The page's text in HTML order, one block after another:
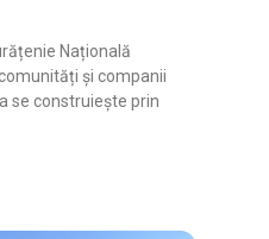
Națională
și companii
se construiește prin